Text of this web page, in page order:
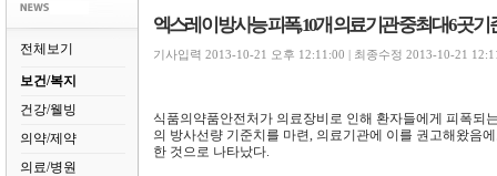
전체보기
보건/복지
건강/웰빙
의약/제약
의료/병원
엑스레이 방사능 피폭, 10개 의료기관 중 최대 6곳 기
기사입력 2013-10-21 오후 12:11:00 | 최종수정 2013-10-21
식품의약품안전처가 의료장비로 인해 환자들에게 피폭되
의 방사선량 기준치를 마련, 의료기관에 이를 권고해왔음
한 것으로 나타났다.